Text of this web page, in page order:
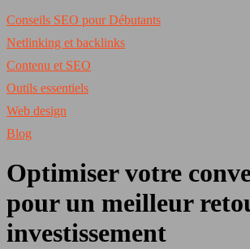
Conseils SEO pour Débutants
Netlinking et backlinks
Contenu et SEO
Outils essentiels
Web design
Blog
Optimiser votre
pour un meilleur
investissement